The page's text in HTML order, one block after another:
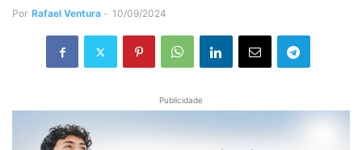
Por Rafael Ventura - 10/09/2024
Publicidade